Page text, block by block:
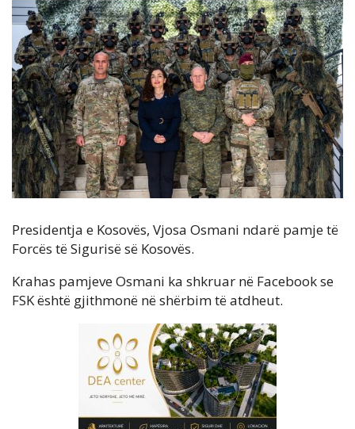
Presidentja e Kosovës, Vjosa Osmani ndarë pamje të
Forcës të Sigurisë së Kosovës.
Krahas pamjeve Osmani ka shkruar në Facebook se
FSK është gjithmonë në shërbim të atdheut.